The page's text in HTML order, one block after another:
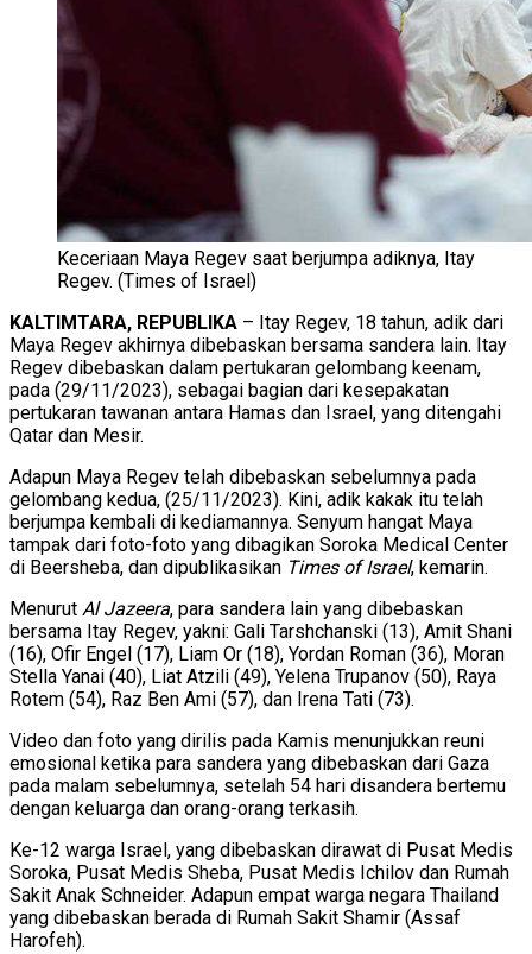
Keceriaan Maya Regev saat berjumpa adiknya, Itay
Regev. (Times of Israel)
KALTIMTARA, REPUBLIKA – Itay Regev, 18 tahun, adik dari
Maya Regev akhirnya dibebaskan bersama sandera lain. Itay
Regev dibebaskan dalam pertukaran gelombang keenam,
pada (29/11/2023), sebagai bagian dari kesepakatan
pertukaran tawanan antara Hamas dan Israel, yang ditengahi
Qatar dan Mesir.
Adapun Maya Regev telah dibebaskan sebelumnya pada
gelombang kedua, (25/11/2023). Kini, adik kakak itu telah
berjumpa kembali di kediamannya. Senyum hangat Maya
tampak dari foto-foto yang dibagikan Soroka Medical Center
di Beersheba, dan dipublikasikan Times of Israel, kemarin.
Menurut Al Jazeera, para sandera lain yang dibebaskan
bersama Itay Regev, yakni: Gali Tarshchanski (13), Amit Shani
(16), Ofir Engel (17), Liam Or (18), Yordan Roman (36), Moran
Stella Yanai (40), Liat Atzili (49), Yelena Trupanov (50), Raya
Rotem (54), Raz Ben Ami (57), dan Irena Tati (73).
Video dan foto yang dirilis pada Kamis menunjukkan reuni
emosional ketika para sandera yang dibebaskan dari Gaza
pada malam sebelumnya, setelah 54 hari disandera bertemu
dengan keluarga dan orang-orang terkasih.
Ke-12 warga Israel, yang dibebaskan dirawat di Pusat Medis
Soroka, Pusat Medis Sheba, Pusat Medis Ichilov dan Rumah
Sakit Anak Schneider. Adapun empat warga negara Thailand
yang dibebaskan berada di Rumah Sakit Shamir (Assaf
Harofeh).